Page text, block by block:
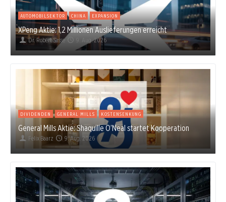
AUTOMOBILSEKTOR CHINA EXPANSION
XPeng Aktie: 1,2 Millionen Auslieferungen erreicht
Dr. Robert Sasse 9. Aug. 2026
DIVIDENDEN GENERAL MILLS KOSTENSENKUNG
General Mills Aktie: Shaquille O’Neal startet Kooperation
Felix Baarz 9. Aug. 2026